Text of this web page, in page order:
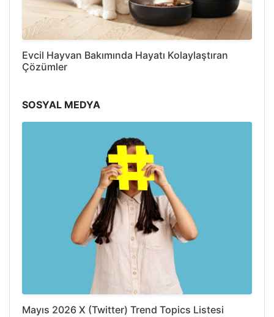
Evcil Hayvan Bakımında Hayatı Kolaylaştıran
Çözümler
SOSYAL MEDYA
Mayıs 2026 X (Twitter) Trend Topics Listesi